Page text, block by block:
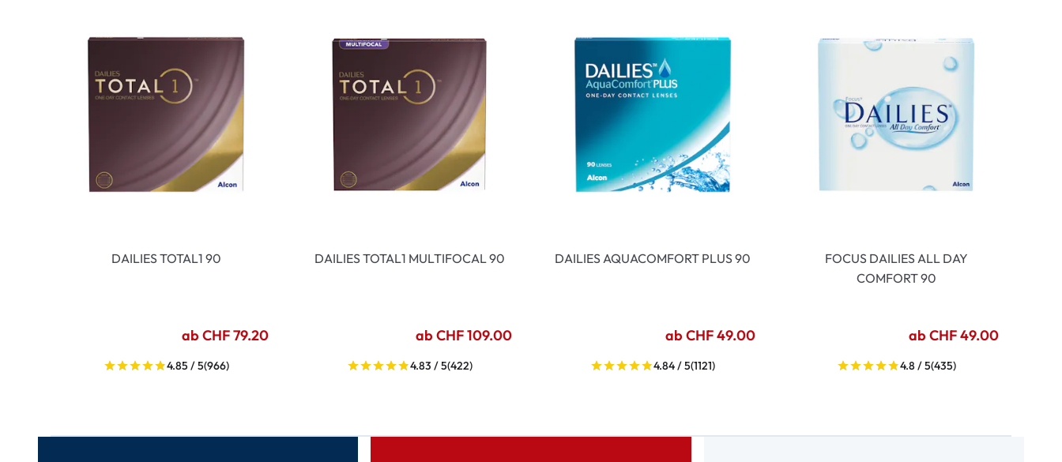
DAILIES TOTAL1 90
ab CHF 79.20
4.85 / 5(966)
DAILIES TOTAL1 MULTIFOCAL 90
ab CHF 109.00
4.83 / 5(422)
DAILIES AQUACOMFORT PLUS 90
ab CHF 49.00
4.84 / 5(1121)
FOCUS DAILIES ALL DAY
COMFORT 90
ab CHF 49.00
4.8 / 5(435)